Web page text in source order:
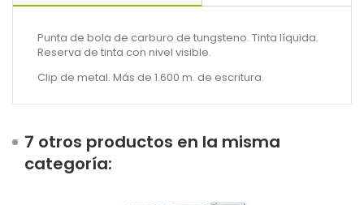
Punta de bola de carburo de tungsteno. Tinta líquida.
Reserva de tinta con nivel visible.
Clip de metal. Más de 1.600 m. de escritura.
7 otros productos en la misma
categoría: